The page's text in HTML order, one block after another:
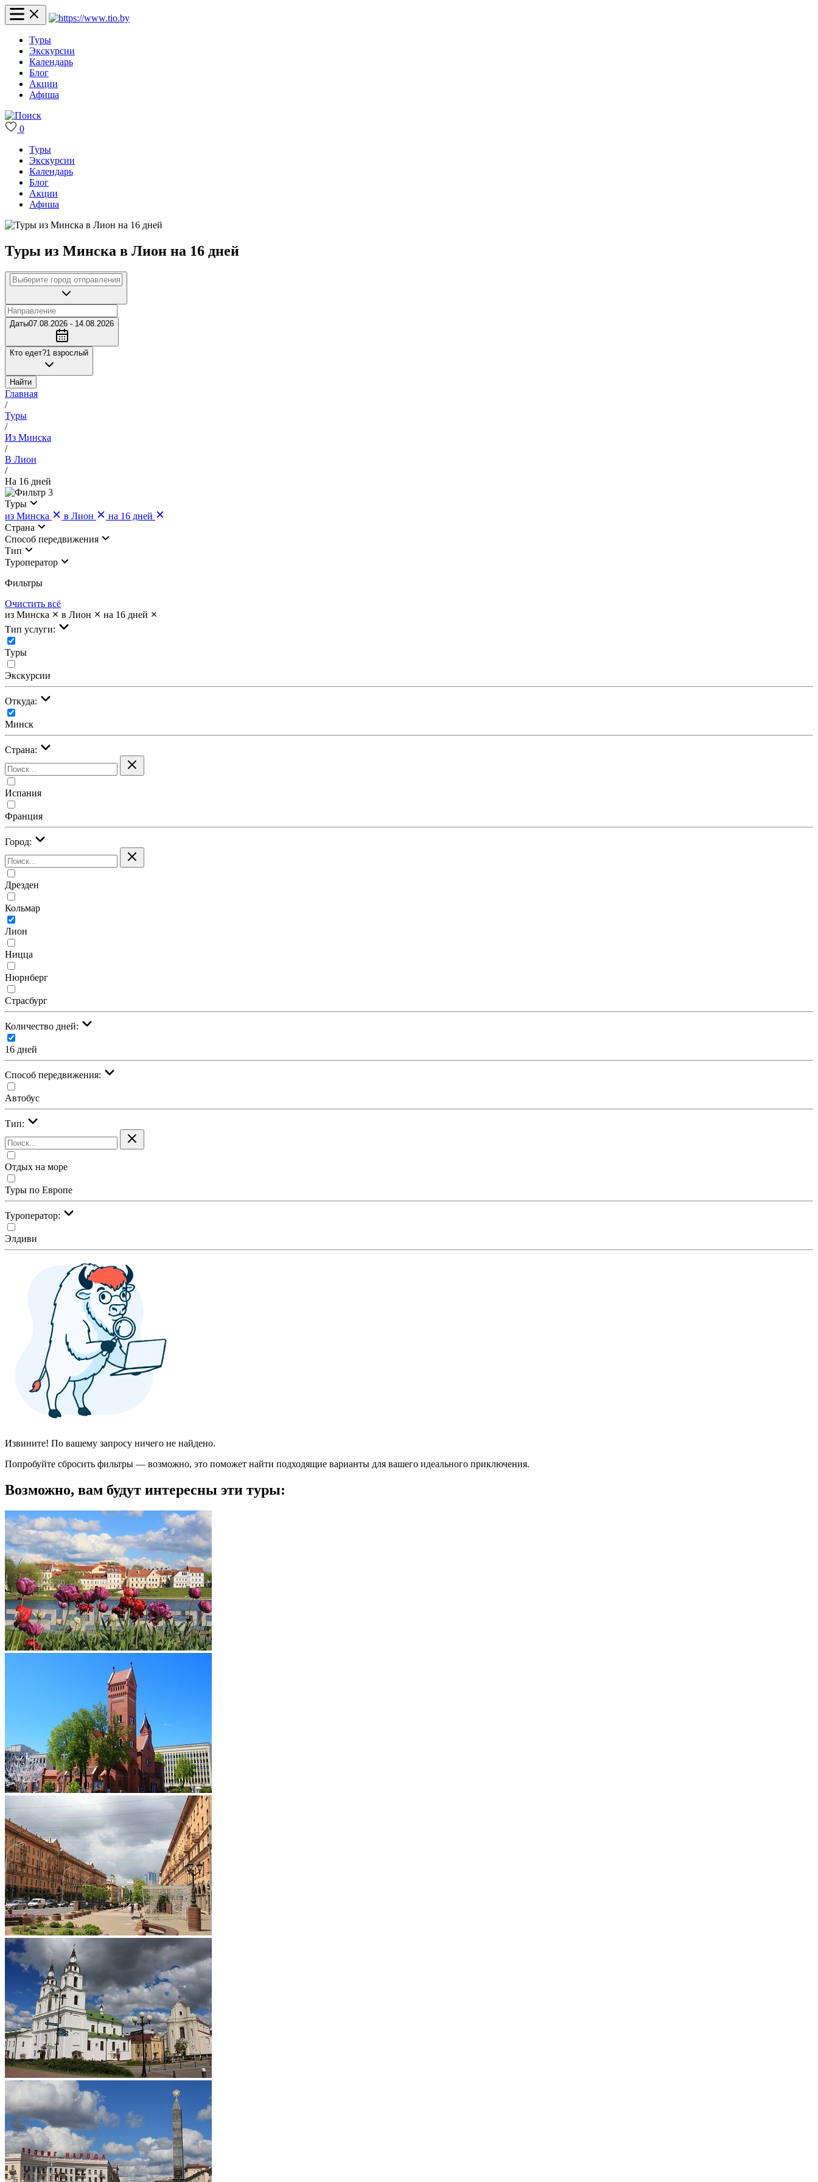
Туры
Экскурсии
Календарь
Блог
Акции
Афиша
0
Туры
Экскурсии
Календарь
Блог
Акции
Афиша
Туры из Минска в Лион на 16 дней
Даты07.08.2026 - 14.08.2026
Кто едет?1 взрослый
Найти
Главная
/
Туры
/
Из Минска
/
В Лион
/
На 16 дней
3
Туры
из Минска
в Лион
на 16 дней
Страна
Cпособ передвижения
Тип
Туроператор
Фильтры
Очистить всё
из Минска
в Лион
на 16 дней
Тип услуги:
Туры
Экскурсии
Откуда:
Минск
Страна:
Испания
Франция
Город:
Дрезден
Кольмар
Лион
Ницца
Нюрнберг
Страсбург
Количество дней:
16 дней
Cпособ передвижения:
Автобус
Тип:
Отдых на море
Туры по Европе
Туроператор:
Элдиви
Извините! По вашему запросу ничего не найдено.
Попробуйте сбросить фильтры — возможно, это поможет найти подходящие варианты для вашего идеального приключения.
Возможно, вам будут интересны эти туры: